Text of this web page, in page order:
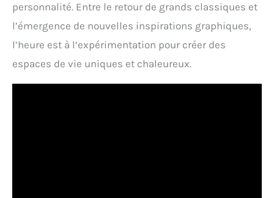
personnalité. Entre le retour de grands classiques et
l’émergence de nouvelles inspirations graphiques,
l’heure est à l’expérimentation pour créer des
espaces de vie uniques et chaleureux.